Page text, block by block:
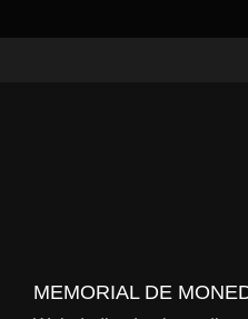
MEMORIAL DE